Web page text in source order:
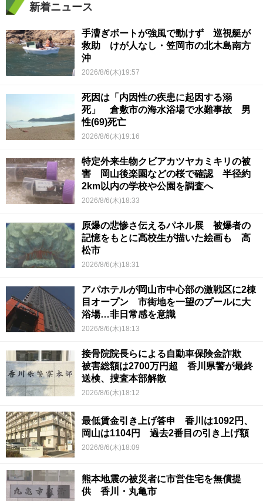
新着ニュース
手漕ぎボートが強風で動けず 巡視艇が
救助 けが人なし・笠岡市の北木島南方
沖
2026/8/6(木)19:57
死因は「内因性の疾患に起因する溺
死」 倉敷市の海水浴場で水難事故 男
性(69)死亡
2026/8/6(木)19:16
特定外来生物クビアカツヤカミキリの被
害 岡山後楽園などの桜で確認 半径約
2km以内の学校や公園を調査へ
2026/8/6(木)18:33
原爆の悲惨さ伝えるパネル展 被爆者の
記憶をもとに高校生が描いた絵画も 高
松市
2026/8/6(木)18:31
アパホテルが岡山市中心部の激戦区に2棟
目オープン 市街地を一望のプールに大
浴場…非日常感を意識
2026/8/6(木)18:13
接骨院院長らによる自動車保険金詐欺
被害総額は2700万円超 香川県警が最終
送検、捜査本部解散
2026/8/6(木)18:12
最低賃金引き上げ答申 香川は1092円、
岡山は1104円 過去2番目の引き上げ額
2026/8/6(木)18:09
熊本地震の被災者に市営住宅を無償提
供 香川・丸亀市